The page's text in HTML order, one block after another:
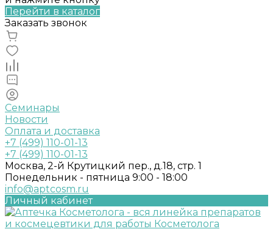
Перейти в каталог
Заказать звонок
Семинары
Новости
Оплата и доставка
+7 (499) 110-01-13
+7 (499) 110-01-13
Москва, 2-й Крутицкий пер., д.18, стр. 1
Понедельник - пятница 9:00 - 18:00
info@aptcosm.ru
Личный кабинет